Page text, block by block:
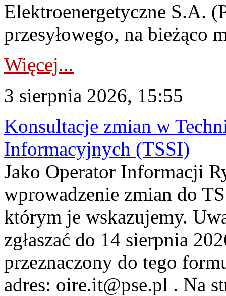
Elektroenergetyczne S.A.
przesyłowego, na bieżąco
Więcej...
3 sierpnia 2026, 15:55
Konsultacje zmian w
Informacyjnych (TSSI)
Jako Operator Informacji
wprowadzenie zmian do
którym je wskazujemy.
zgłaszać do 14 sierpnia
przeznaczony do tego
adres: oire.it@pse.pl . Na